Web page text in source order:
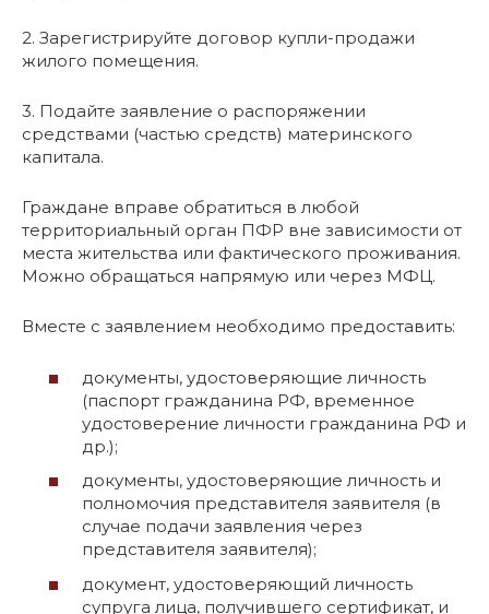
2. Зарегистрируйте договор купли-продажи
жилого помещения.
3. Подайте заявление о распоряжении
средствами (частью средств) материнского
капитала.
Граждане вправе обратиться в любой
территориальный орган ПФР вне зависимости от
места жительства или фактического проживания.
Можно обращаться напрямую или через МФЦ.
Вместе с заявлением необходимо предоставить:
документы, удостоверяющие личность
(паспорт гражданина РФ, временное
удостоверение личности гражданина РФ и
др.);
документы, удостоверяющие личность и
полномочия представителя заявителя (в
случае подачи заявления через
представителя заявителя);
документ, удостоверяющий личность
супруга лица, получившего сертификат, и